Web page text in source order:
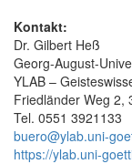
Kontakt:
Dr. Gilbert Heß
Georg-August-
YLAB –
Friedländer Weg 2,
Tel. 0551 3921133
buero@ylab.uni-
https://ylab.uni-